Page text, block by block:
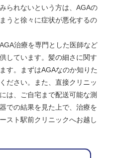
られないという方は、AGAの
うと徐々に症状が悪化するの
治療を専門とした医師など
しています。髪の細さに関す
す。まずはAGAなのか知りた
ださい。また、直接クリニッ
は、ご自宅まで配送可能な測
での結果を見た上で、治療を
スト駅前クリニックへお越し